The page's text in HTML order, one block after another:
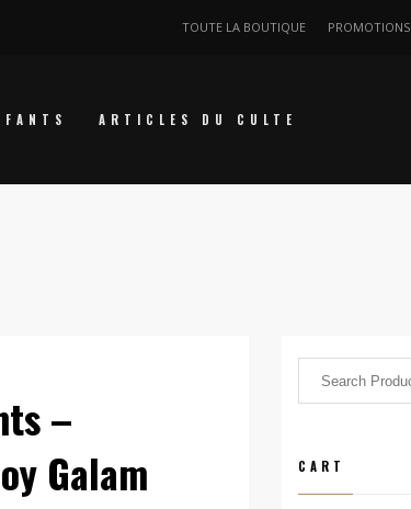
TOUTE LA BOUTIQUE PROMOTIONS
ARTICLES DU CULTE
–
Galam
CART